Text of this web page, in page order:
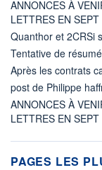
ANNONCES À
LETTRES EN
Quanthor et 2CRSi
Tentative de
Après les contrats
post de Philippe
ANNONCES À
LETTRES EN
PAGES LES